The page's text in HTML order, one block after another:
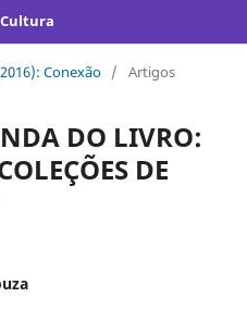
Conexão / Artigos
DO LIVRO:
DE